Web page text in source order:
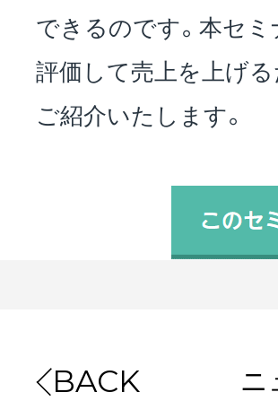
できるのです。本セ
評価して売上を上げ
ご紹介いたします。
BACK ニ